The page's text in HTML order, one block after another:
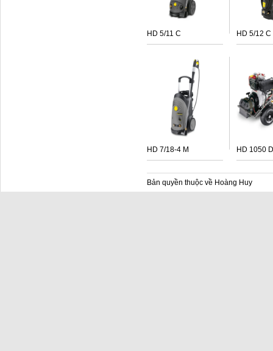
HD 5/11 C HD 5/12 C
HD 7/18-4 M HD 1050
Bản quyền thuộc về Hoàng Huy